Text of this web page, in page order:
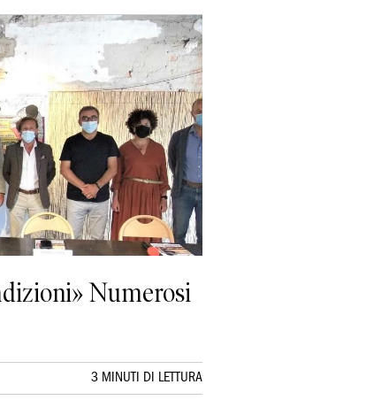
Numerosi
3 MINUTI DI LETTURA